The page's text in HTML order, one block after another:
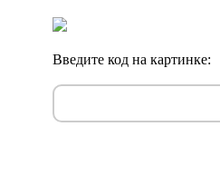
Введите код на картинке: